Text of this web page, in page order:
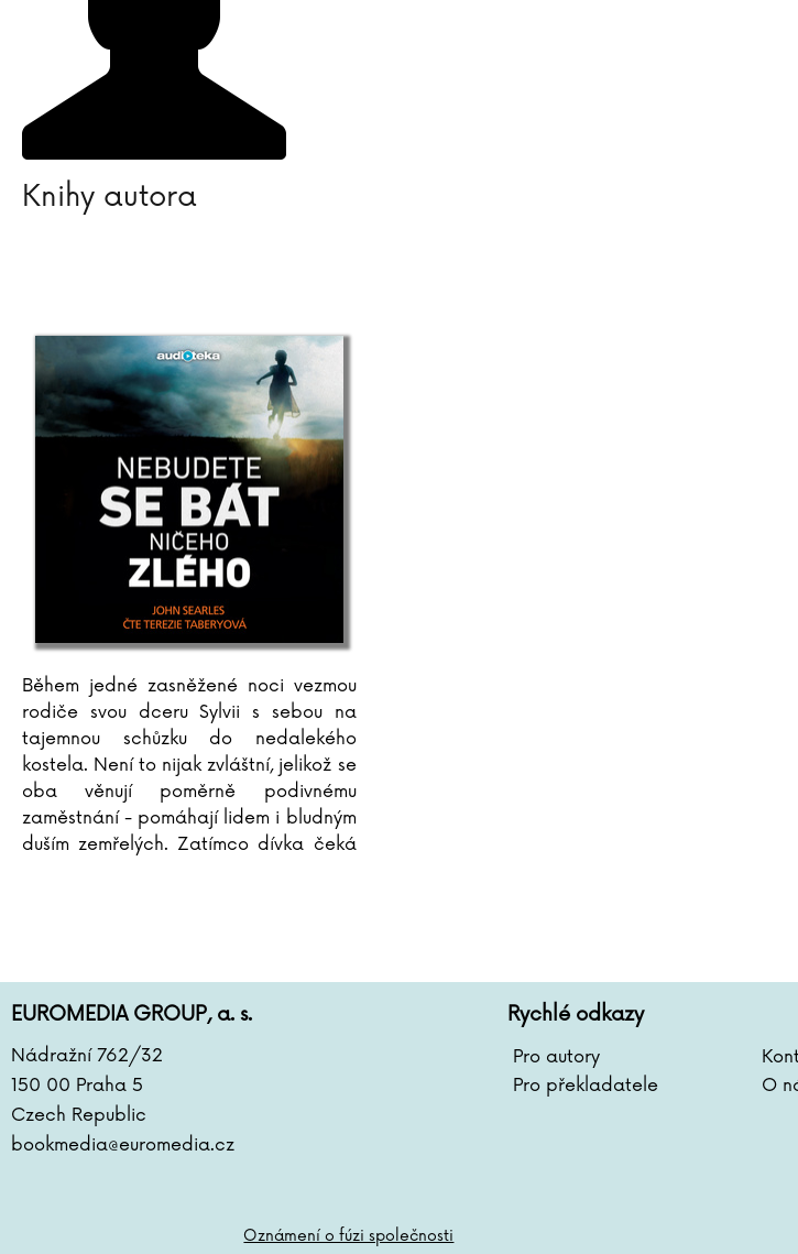
Knihy autora
Během jedné zasněžené noci vezmou
rodiče svou dceru Sylvii s sebou na
tajemnou schůzku do nedalekého
kostela. Není to nijak zvláštní, jelikož se
oba věnují poměrně podivnému
zaměstnání - pomáhají lidem i bludným
duším zemřelých. Zatímco dívka čeká
EUROMEDIA GROUP, a. s.
Nádražní 762/32
150 00 Praha 5
Czech Republic
bookmedia@euromedia.cz
Oznámení o fúzi společnosti
Rychlé odkazy
Pro autory
Pro překladatele
O